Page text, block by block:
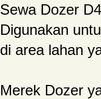
Sewa Dozer
Digunakan
di area lahan
Merek Dozer